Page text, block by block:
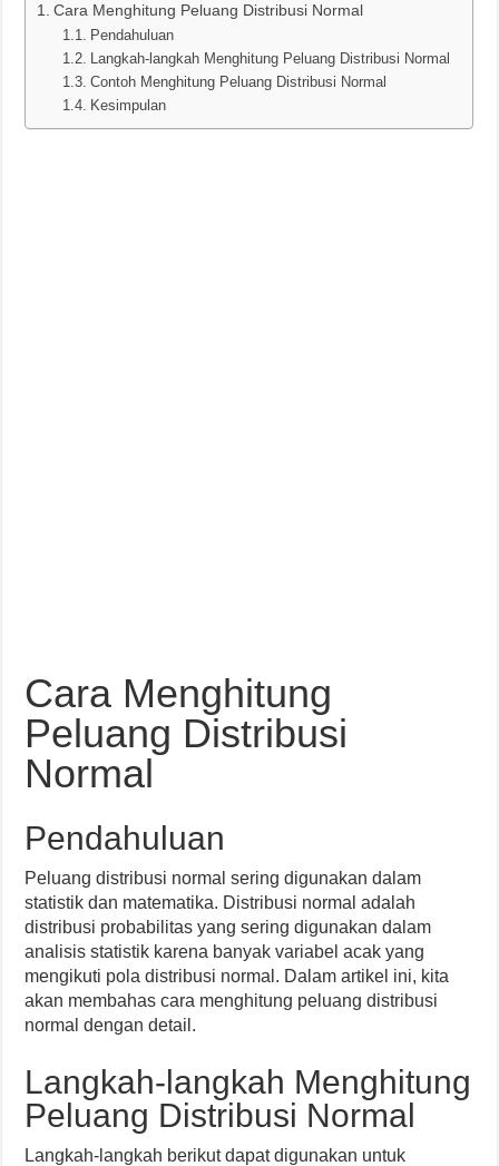
Cara Menghitung Peluang Distribusi Normal
Pendahuluan
Langkah-langkah Menghitung Peluang Distribusi Normal
Contoh Menghitung Peluang Distribusi Normal
Kesimpulan
Cara Menghitung
Peluang Distribusi
Normal
Pendahuluan
Peluang distribusi normal sering digunakan dalam
statistik dan matematika. Distribusi normal adalah
distribusi probabilitas yang sering digunakan dalam
analisis statistik karena banyak variabel acak yang
mengikuti pola distribusi normal. Dalam artikel ini, kita
akan membahas cara menghitung peluang distribusi
normal dengan detail.
Langkah-langkah Menghitung
Peluang Distribusi Normal
Langkah-langkah berikut dapat digunakan untuk